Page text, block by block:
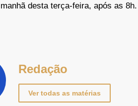
manhã desta terça-feira, após as 8h.
Redação
Ver todas as matérias